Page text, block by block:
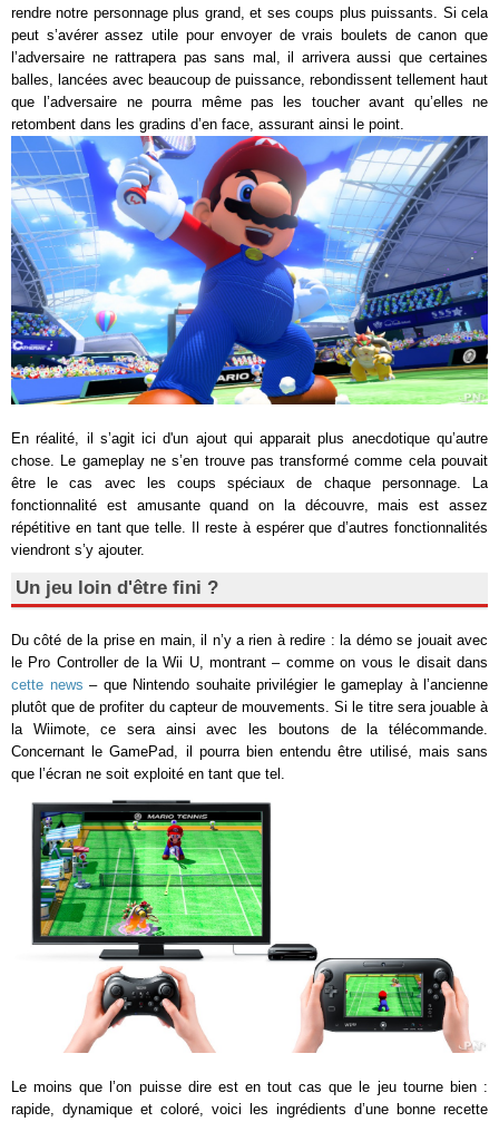
rendre notre personnage plus grand, et ses coups plus puissants. Si cela
peut s’avérer assez utile pour envoyer de vrais boulets de canon que
l’adversaire ne rattrapera pas sans mal, il arrivera aussi que certaines
balles, lancées avec beaucoup de puissance, rebondissent tellement haut
que l’adversaire ne pourra même pas les toucher avant qu’elles ne
retombent dans les gradins d’en face, assurant ainsi le point.
En réalité, il s’agit ici d'un ajout qui apparait plus anecdotique qu’autre
chose. Le gameplay ne s’en trouve pas transformé comme cela pouvait
être le cas avec les coups spéciaux de chaque personnage. La
fonctionnalité est amusante quand on la découvre, mais est assez
répétitive en tant que telle. Il reste à espérer que d’autres fonctionnalités
viendront s’y ajouter.
Un jeu loin d'être fini ?
Du côté de la prise en main, il n’y a rien à redire : la démo se jouait avec
le Pro Controller de la Wii U, montrant – comme on vous le disait dans
cette news – que Nintendo souhaite privilégier le gameplay à l’ancienne
plutôt que de profiter du capteur de mouvements. Si le titre sera jouable à
la Wiimote, ce sera ainsi avec les boutons de la télécommande.
Concernant le GamePad, il pourra bien entendu être utilisé, mais sans
que l’écran ne soit exploité en tant que tel.
Le moins que l’on puisse dire est en tout cas que le jeu tourne bien :
rapide, dynamique et coloré, voici les ingrédients d’une bonne recette